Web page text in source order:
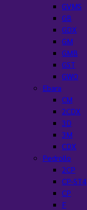
GVMS
GB
GDX
GM
GMB
GST
GWO
Ebara
CM
2CDX
3D
3M
CDX
Pedrollo
2CP
CP-ST4
CP
F